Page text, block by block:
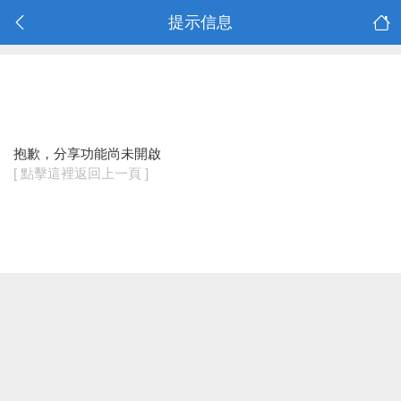
提示信息
抱歉，分享功能尚未開啟
[ 點擊這裡返回上一頁 ]